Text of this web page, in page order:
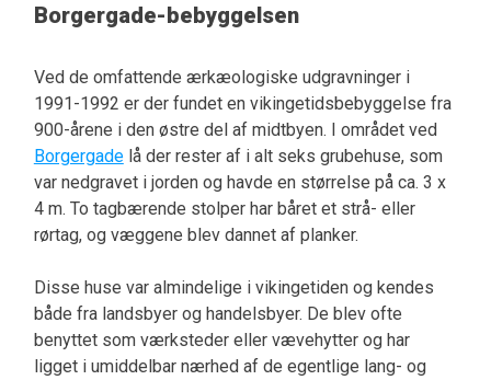
Borgergade-bebyggelsen
Ved de omfattende ærkæologiske udgravninger i
1991-1992 er der fundet en vikingetidsbebyggelse fra
900-årene i den østre del af midtbyen. I området ved
Borgergadelå der rester af i alt seks grubehuse, som
var nedgravet i jorden og havde en størrelse på ca. 3 x
4 m. To tagbærende stolper har båret et strå- eller
rørtag, og væggene blev dannet af planker.
Disse huse var almindelige i vikingetiden og kendes
både fra landsbyer og handelsbyer. De blev ofte
benyttet som værksteder eller vævehytter og har
ligget i umiddelbar nærhed af de egentlige lang- og